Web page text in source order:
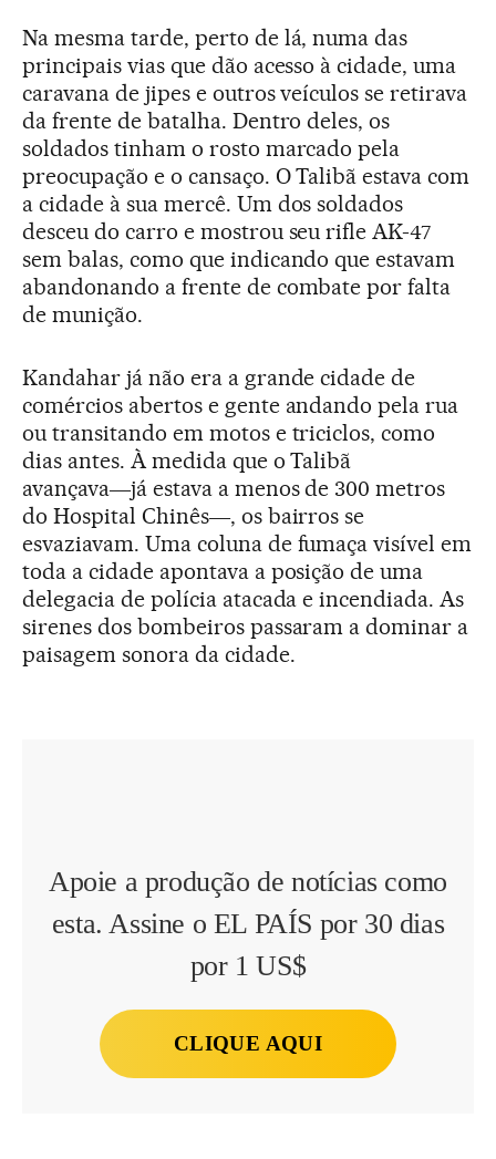
Na mesma tarde, perto de lá, numa das
principais vias que dão acesso à cidade, uma
caravana de jipes e outros veículos se retirava
da frente de batalha. Dentro deles, os
soldados tinham o rosto marcado pela
preocupação e o cansaço. O Talibã estava com
a cidade à sua mercê. Um dos soldados
desceu do carro e mostrou seu rifle AK-47
sem balas, como que indicando que estavam
abandonando a frente de combate por falta
de munição.
Kandahar já não era a grande cidade de
comércios abertos e gente andando pela rua
ou transitando em motos e triciclos, como
dias antes. À medida que o Talibã
avançava―já estava a menos de 300 metros
do Hospital Chinês―, os bairros se
esvaziavam. Uma coluna de fumaça visível em
toda a cidade apontava a posição de uma
delegacia de polícia atacada e incendiada. As
sirenes dos bombeiros passaram a dominar a
paisagem sonora da cidade.
Apoie a produção de notícias como
esta. Assine o EL PAÍS por 30 dias
por 1 US$
CLIQUE AQUI